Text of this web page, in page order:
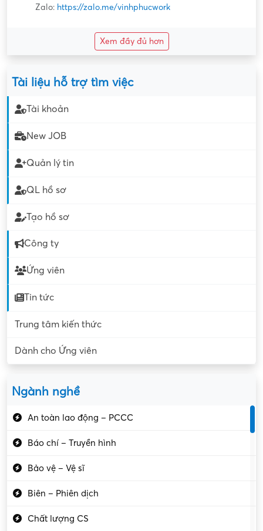
Zalo: https://zalo.me/vinhphucwork
Xem đầy đủ hơn
Tài liệu hỗ trợ tìm việc
Tài khoản
New JOB
Quản lý tin
QL hồ sơ
Tạo hồ sơ
Công ty
Ứng viên
Tin tức
Trung tâm kiến thức
Dành cho Ứng viên
Ngành nghề
An toàn lao động – PCCC
Báo chí – Truyền hình
Bảo vệ – Vệ sĩ
Biên – Phiên dịch
Chất lượng CS